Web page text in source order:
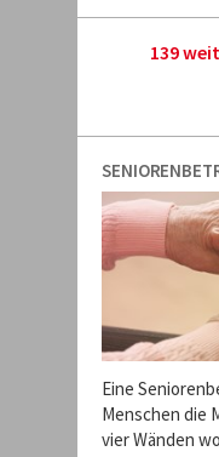
139
Eine
Menschen die
vier Wänden